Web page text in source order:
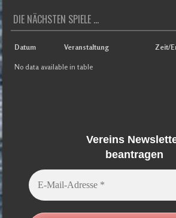
DIE NÄCHSTEN SPIELE ...
Datum Veranstaltung Zeit/
No data available in table
Vereins
beantragen